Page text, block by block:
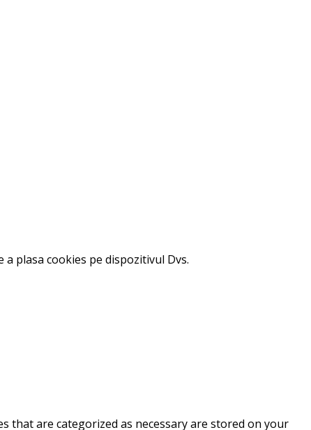
plasa cookies pe dispozitivul Dvs.
that are categorized as necessary are stored on your